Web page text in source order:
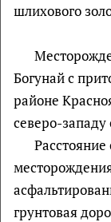
шлихового
Богунай с
районе
северо-западу
Расстояние
грунтовая